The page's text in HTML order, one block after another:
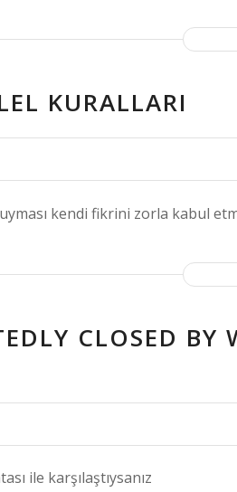
KURALLARI
kendi fikrini zorla kabul
CLOSED BY
ile karşılaştıysanız